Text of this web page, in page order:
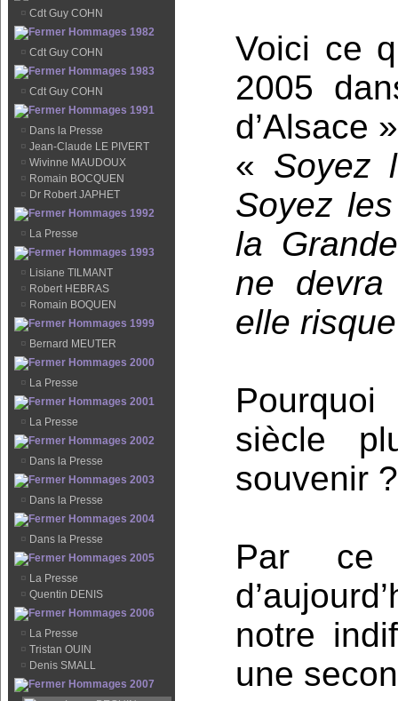
¤ Cdt Guy COHN
Hommages 1982
¤ Cdt Guy COHN
Hommages 1983
¤ Cdt Guy COHN
Hommages 1991
¤ Dans la Presse
¤ Jean-Claude LE PIVERT
¤ Wivinne MAUDOUX
¤ Romain BOCQUEN
¤ Dr Robert JAPHET
Hommages 1992
¤ La Presse
Hommages 1993
¤ Lisiane TILMANT
¤ Robert HEBRAS
¤ Romain BOQUEN
Hommages 1999
¤ Bernard MEUTER
Hommages 2000
¤ La Presse
Hommages 2001
¤ La Presse
Hommages 2002
¤ Dans la Presse
Hommages 2003
¤ Dans la Presse
Hommages 2004
¤ Dans la Presse
Hommages 2005
¤ La Presse
¤ Quentin DENIS
Hommages 2006
¤ La Presse
¤ Tristan OUIN
¤ Denis SMALL
Hommages 2007
Voici ce
2005
d’Alsace
« Soyez
Soyez
la
ne devra
elle
siècle
souvenir ?
Par ce
notre
une